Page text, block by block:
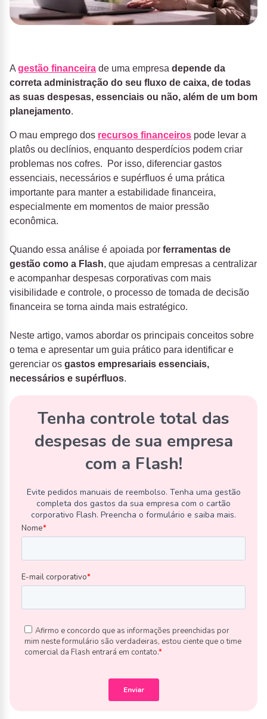
A gestão financeira de uma empresa depende da
correta administração do seu fluxo de caixa, de todas
as suas despesas, essenciais ou não, além de um bom
planejamento.
O mau emprego dos recursos financeiros pode levar a
platôs ou declínios, enquanto desperdícios podem criar
problemas nos cofres. Por isso, diferenciar gastos
essenciais, necessários e supérfluos é uma prática
importante para manter a estabilidade financeira,
especialmente em momentos de maior pressão
econômica.
Quando essa análise é apoiada por ferramentas de
gestão como a Flash, que ajudam empresas a centralizar
e acompanhar despesas corporativas com mais
visibilidade e controle, o processo de tomada de decisão
financeira se torna ainda mais estratégico.
Neste artigo, vamos abordar os principais conceitos sobre
o tema e apresentar um guia prático para identificar e
gerenciar os gastos empresariais essenciais,
necessários e supérfluos.